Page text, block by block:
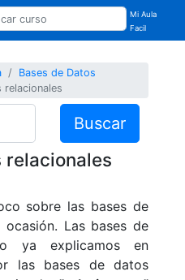
Mi Aula
Facil
Bases de Datos
relacionales
Buscar
relacionales
sobre las bases de
Las bases de
ya explicamos en
las bases de datos